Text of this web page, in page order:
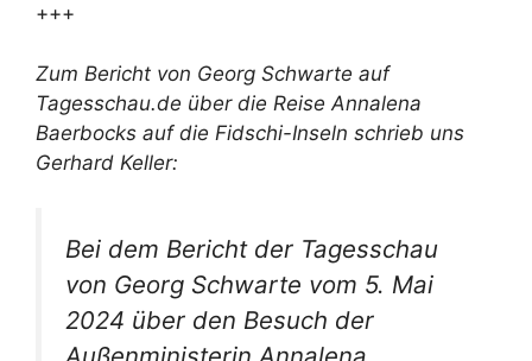
+++
Zum Bericht von Georg Schwarte auf
Tagesschau.de über die Reise Annalena
Baerbocks auf die Fidschi-Inseln schrieb uns
Gerhard Keller:
Bei dem Bericht der Tagesschau
von Georg Schwarte vom 5. Mai
2024 über den Besuch der